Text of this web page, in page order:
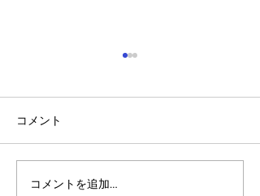
アルゴランドのポスト量
コメント
コメントを追加…